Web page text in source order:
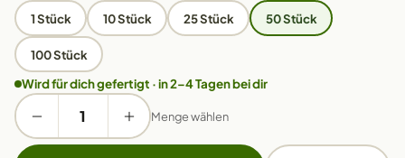
1 Stück 10 Stück 25 Stück 50 Stück
100 Stück
Wird für dich gefertigt · in 2–4 Tagen bei dir
Menge wählen